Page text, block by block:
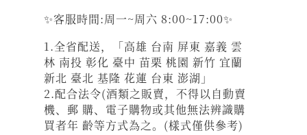
✨客服時間:周一~周六 8:00~17:00✨
1.全省配送，「高雄 台南 屏東 嘉義 雲
林 南投 彰化 臺中 苗栗 桃園 新竹 宜蘭
新北 臺北 基隆 花蓮 台東 澎湖」
2.配合法令(酒類之販賣，不得以自動賣
機、郵 購、電子購物或其他無法辨識購
買者年 齡等方式為之。(樣式僅供參考)